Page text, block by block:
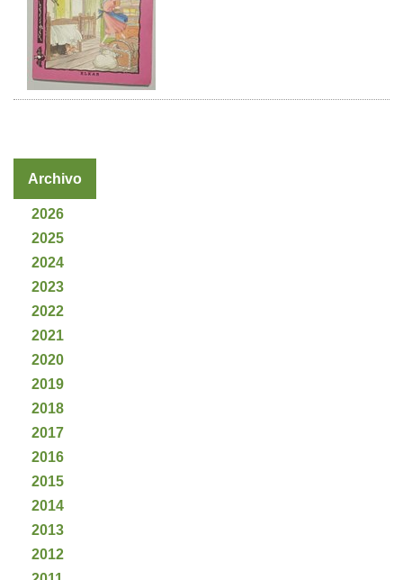
Archivo
2026
2025
2024
2023
2022
2021
2020
2019
2018
2017
2016
2015
2014
2013
2012